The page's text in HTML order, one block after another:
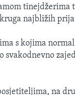
tinejdžerima
najbližih
s kojima
svakodnevno
na